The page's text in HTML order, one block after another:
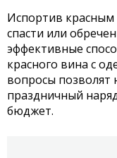
Испортив
спасти или
эффективные
красного вина с
вопросы
праздничный
бюджет.